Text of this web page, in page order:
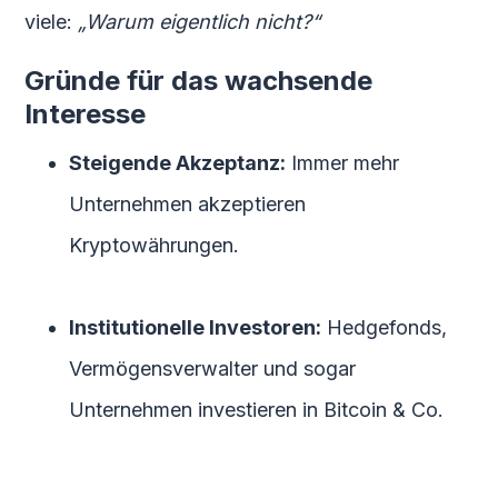
viele: „Warum eigentlich nicht?“
Gründe für das wachsende
Interesse
Steigende Akzeptanz: Immer mehr
Unternehmen akzeptieren
Kryptowährungen.
Institutionelle Investoren: Hedgefonds,
Vermögensverwalter und sogar
Unternehmen investieren in Bitcoin & Co.